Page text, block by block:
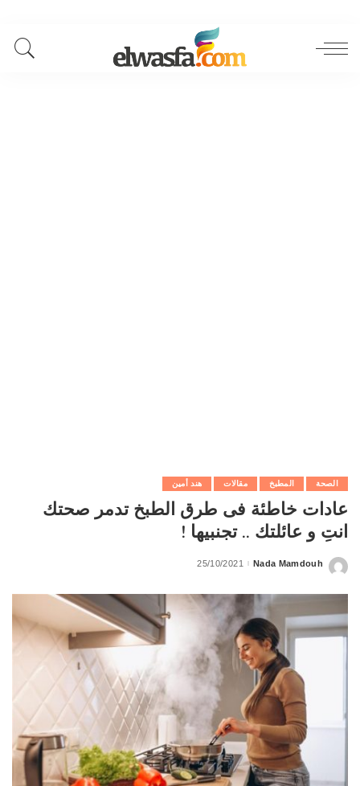
الصحة المطبخ مقالات هند أمين
عادات خاطئة فى طرق الطبخ تدمر صحتك
انتِ و عائلتك .. تجنبيها !
Posted
Nada Mamdouh
25/10/2021